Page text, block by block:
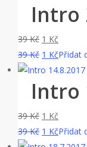
Intro
39Kč Původní
cena
byla:
39 Kč.
1 Kč
cena
je:
1 Kč.
39Kč Původní
cena
byla:
39 Kč.
1 Kč
cena
je:
1 Kč.
Přidat
Intro
39Kč Původní
cena
1 Kč
cena
39Kč Původní
1 KčPřidat